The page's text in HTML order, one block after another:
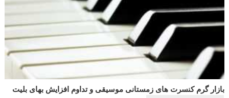
بازار گرم کنسرت های زمستانی موسیقی و تداوم افزایش بهای بلیت